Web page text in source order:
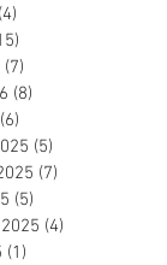
(4)
(7)
(8)
(6)
(5)
(7)
(5)
(4)
(1)